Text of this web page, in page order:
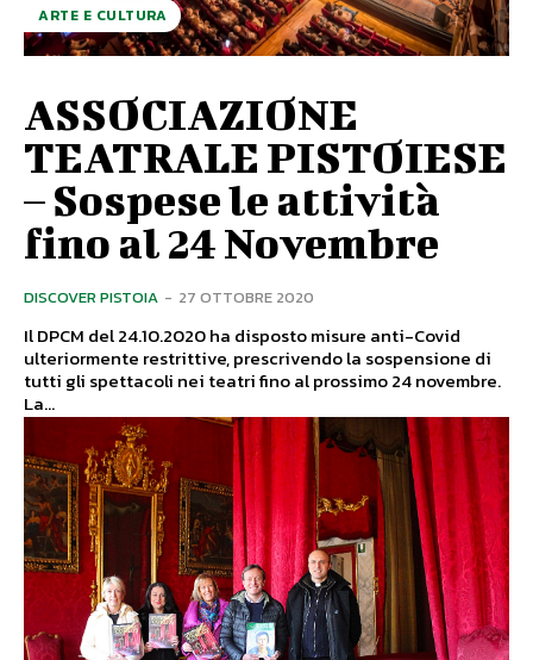
ARTE E CULTURA
ASSOCIAZIONE
TEATRALE PISTOIESE
– Sospese le attività
fino al 24 Novembre
DISCOVER PISTOIA - 27 OTTOBRE 2020
Il DPCM del 24.10.2020 ha disposto misure anti-Covid
ulteriormente restrittive, prescrivendo la sospensione di
tutti gli spettacoli nei teatri fino al prossimo 24 novembre.
La...